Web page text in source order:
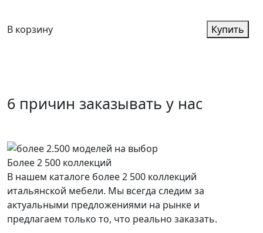
В корзину Купить
6 причин заказывать у нас
Более 2 500 коллекций
В нашем каталоге более 2 500 коллекций
итальянской мебели. Мы всегда следим за
актуальными предложениями на рынке и
предлагаем только то, что реально заказать.